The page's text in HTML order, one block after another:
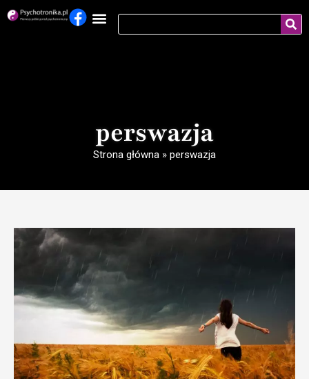
perswazja
Strona główna » perswazja